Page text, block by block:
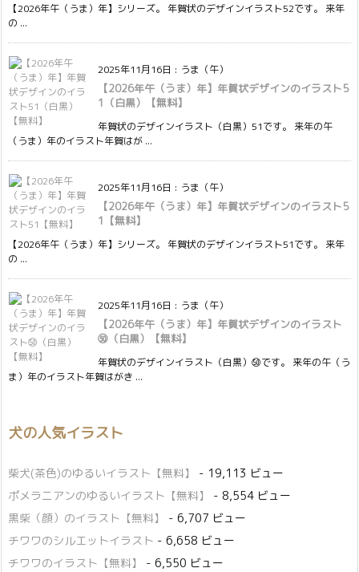
【2026年午（うま）年】シリーズ。 年賀状のデザインイラスト52です。 来年
の ...
2025年11月16日 : うま（午）
【2026年午（うま）年】年賀状デザインのイラスト5
1（白黒）【無料】
年賀状のデザインイラスト（白黒）51です。 来年の午
（うま）年のイラスト年賀はが ...
2025年11月16日 : うま（午）
【2026年午（うま）年】年賀状デザインのイラスト5
1【無料】
【2026年午（うま）年】シリーズ。 年賀状のデザインイラスト51です。 来年
の ...
2025年11月16日 : うま（午）
【2026年午（うま）年】年賀状デザインのイラスト
㊿（白黒）【無料】
年賀状のデザインイラスト（白黒）㊿です。 来年の午（う
ま）年のイラスト年賀はがき ...
犬の人気イラスト
柴犬(茶色)のゆるいイラスト【無料】
- 19,113 ビュー
ポメラニアンのゆるいイラスト【無料】
- 8,554 ビュー
黒柴（顔）のイラスト【無料】
- 6,707 ビュー
チワワのシルエットイラスト - 6,658 ビュー
チワワのイラスト【無料】
- 6,550 ビュー